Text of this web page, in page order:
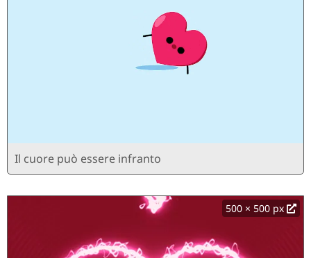
Il cuore può essere infranto
500 × 500 px